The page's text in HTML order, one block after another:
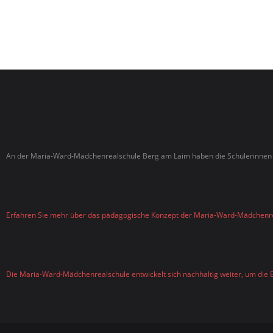
An der Maria-Ward-Mädchenrealschule Berg am Laim haben die
Erfahren Sie mehr über das pädagogische Konzept der Maria-Ward-
Die Maria-Ward-Mädchenrealschule entwickelt sich nachhaltig weiter, um die